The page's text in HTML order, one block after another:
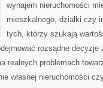
wynajem nieruchomości
mieszkalnego, działki czy
tych, którzy szukają
rozsądne decyzje
realnych problemach
własnej nieruchomości